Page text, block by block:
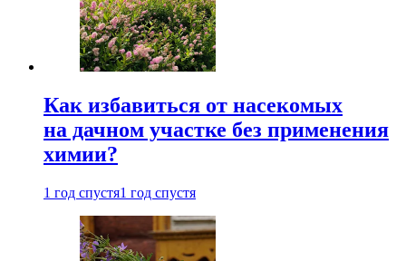
Как избавиться от насекомых
на дачном участке без применения
химии?
1 год спустя1 год спустя